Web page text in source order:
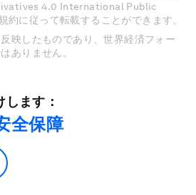
4.0 International Public
約に従って転載することができます。
映したものであり、世界経済フォー
ありません。
ます：
全保障